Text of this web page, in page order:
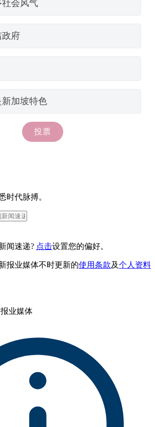
时代脉搏。
闻速递? 点击设置您的偏好。
报业媒体不时更新的使用条款及个人资料
业媒体